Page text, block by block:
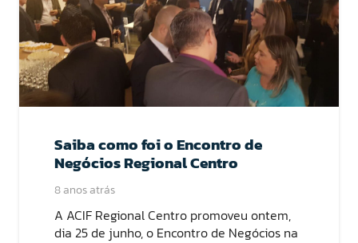
Saiba como foi o Encontro de
Negócios Regional Centro
8 anos atrás
A ACIF Regional Centro promoveu ontem,
dia 25 de junho, o Encontro de Negócios na